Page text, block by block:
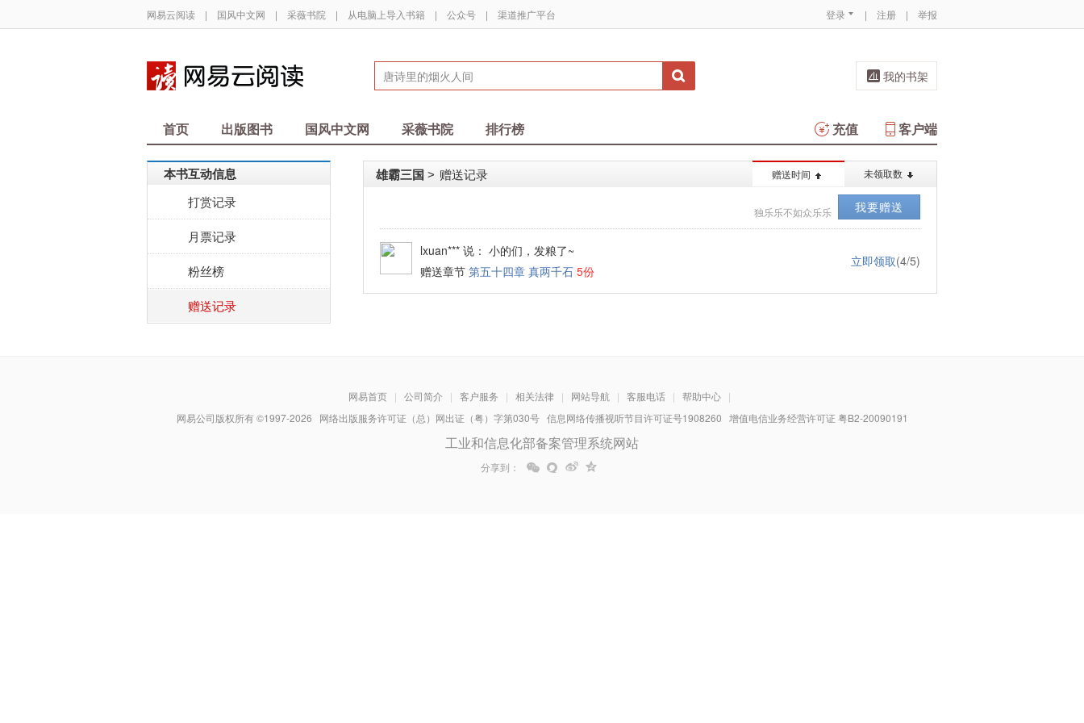
网易云阅读 | 国风中文网 | 采薇书院 | 从电脑上导入书籍 | 公众号 | 渠道推广平台 登录 | 注册 | 举报
我的书架
首页 出版图书 国风中文网 采薇书院 排行榜 客户端
充值
本书互动信息
打赏记录
月票记录
粉丝榜
赠送记录
赠送时间 未领取数
雄霸三国 > 赠送记录
独乐乐不如众乐乐 我要赠送
lxuan*** 说： 小的们，发粮了~
赠送章节 第五十四章 真两千石 5份
立即领取(4/5)
网易首页 | 公司简介 | 客户服务 | 相关法律 | 网站导航 | 客服电话 | 帮助中心 |
网易公司版权所有 ©1997-2026 网络出版服务许可证（总）网出证（粤）字第030号 信息网络传播视听节目许可证号1908260 增值电信业务经营许可证 粤B2-20090191
工业和信息化部备案管理系统网站
分享到：